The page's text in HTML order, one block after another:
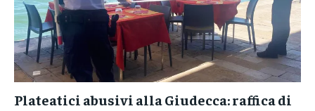
Plateatici abusivi alla Giudecca: raffica di